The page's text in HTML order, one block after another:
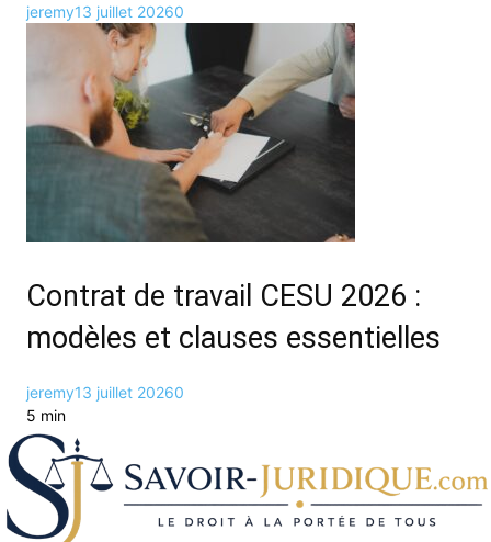
jeremy13 juillet 20260
Contrat de travail CESU 2026 :
modèles et clauses essentielles
jeremy13 juillet 20260
5 min